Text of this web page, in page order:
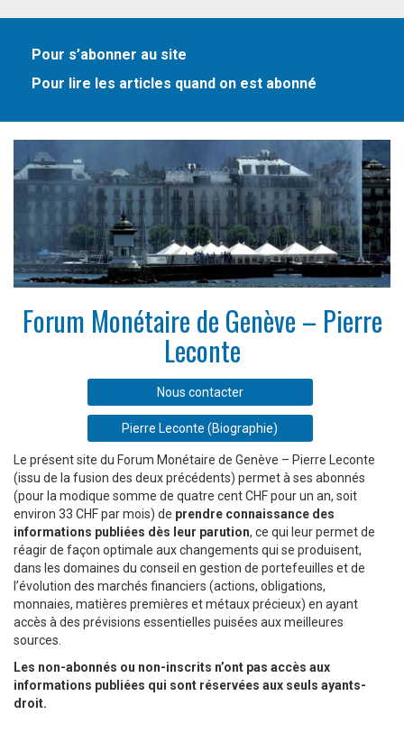
Pour s’abonner au site
Pour lire les articles quand on est abonné
Forum Monétaire de Genève – Pierre
Leconte
Nous contacter
Pierre Leconte (Biographie)
Le présent site du Forum Monétaire de Genève – Pierre Leconte
(issu de la fusion des deux précédents) permet à ses abonnés
(pour la modique somme de quatre cent CHF pour un an, soit
environ 33 CHF par mois) de prendre connaissance des
informations publiées dès leur parution, ce qui leur permet de
réagir de façon optimale aux changements qui se produisent,
dans les domaines du conseil en gestion de portefeuilles et de
l’évolution des marchés financiers (actions, obligations,
monnaies, matières premières et métaux précieux) en ayant
accès à des prévisions essentielles puisées aux meilleures
sources.
Les non-abonnés ou non-inscrits n’ont pas accès aux
informations publiées qui sont réservées aux seuls ayants-
droit.